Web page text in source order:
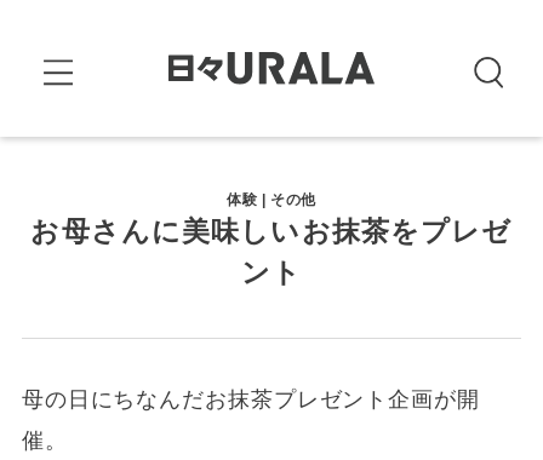
体験 | その他
お母さんに美味しいお抹茶をプレゼ
ント
母の日にちなんだお抹茶プレゼント企画が開
催。